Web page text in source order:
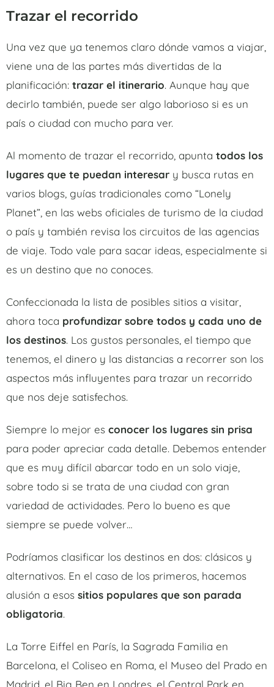
Trazar el recorrido
Una vez que ya tenemos claro dónde vamos a viajar,
viene una de las partes más divertidas de la
planificación: trazar el itinerario. Aunque hay que
decirlo también, puede ser algo laborioso si es un
país o ciudad con mucho para ver.
Al momento de trazar el recorrido, apunta todos los
lugares que te puedan interesar y busca rutas en
varios blogs, guías tradicionales como “Lonely
Planet”, en las webs oficiales de turismo de la ciudad
o país y también revisa los circuitos de las agencias
de viaje. Todo vale para sacar ideas, especialmente si
es un destino que no conoces.
Confeccionada la lista de posibles sitios a visitar,
ahora toca profundizar sobre todos y cada uno de
los destinos. Los gustos personales, el tiempo que
tenemos, el dinero y las distancias a recorrer son los
aspectos más influyentes para trazar un recorrido
que nos deje satisfechos.
Siempre lo mejor es conocer los lugares sin prisa
para poder apreciar cada detalle. Debemos entender
que es muy difícil abarcar todo en un solo viaje,
sobre todo si se trata de una ciudad con gran
variedad de actividades. Pero lo bueno es que
siempre se puede volver…
Podríamos clasificar los destinos en dos: clásicos y
alternativos. En el caso de los primeros, hacemos
alusión a esos sitios populares que son parada
obligatoria.
La Torre Eiffel en París, la Sagrada Familia en
Barcelona, el Coliseo en Roma, el Museo del Prado en
Madrid, el Big Ben en Londres, el Central Park en